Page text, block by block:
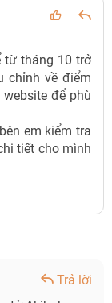
từ tháng 10 trở
chỉnh về điểm
để phù
em kiểm tra
tiết cho mình
Trả lời